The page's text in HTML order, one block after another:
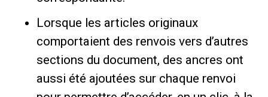
Lorsque les articles originaux
comportaient des renvois vers d’autres
sections du document, des ancres ont
aussi été ajoutées sur chaque renvoi